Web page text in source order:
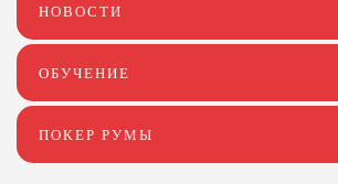
НОВОСТИ
ОБУЧЕНИЕ
ПОКЕР РУМЫ